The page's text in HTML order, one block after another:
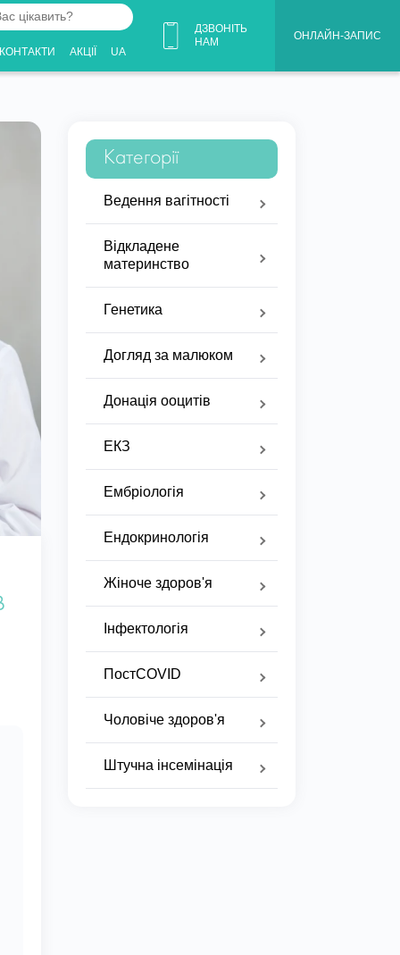
КОНТАКТИ АКЦІЇ UA
ДЗВОНІТЬ
НАМ
ОНЛАЙН-ЗАПИС
Категорії
Ведення вагітності
Відкладене
материнство
Генетика
Догляд за малюком
Донація ооцитів
ЕКЗ
Ембріологія
Ендокринологія
Жіноче здоров'я
Інфектологія
ПостCOVID
Чоловіче здоров'я
Штучна інсемінація